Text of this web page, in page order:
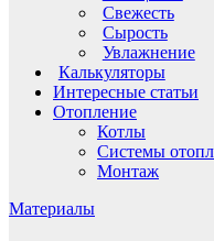
Свежесть
Сырость
Увлажнение
Калькуляторы
Интересные статьи
Отопление
Котлы
Системы
Монтаж
Материалы